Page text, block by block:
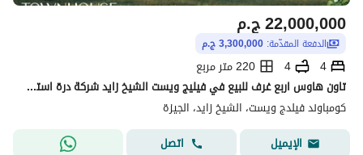
ج.م22,000,000
الدفعة المقدّمة: 3,300,000 ج.م
4
4
220 متر مربع
تاون هاوس اربع غرف للبيع في فيليج ويست الشيخ زايد شركة درة استلام قريب
كومباوند فيلدج ويست، الشيخ زايد، الجيزة
الإيميل
اتصل